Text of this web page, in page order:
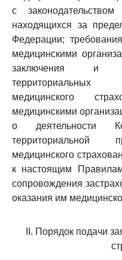
с
находящихся за
Федерации;
медицинскими
заключения и
территориальных
медицинского
медицинскими
о деятельности
территориальной
медицинского
к настоящим
сопровождения
оказания им
II. Порядок подачи